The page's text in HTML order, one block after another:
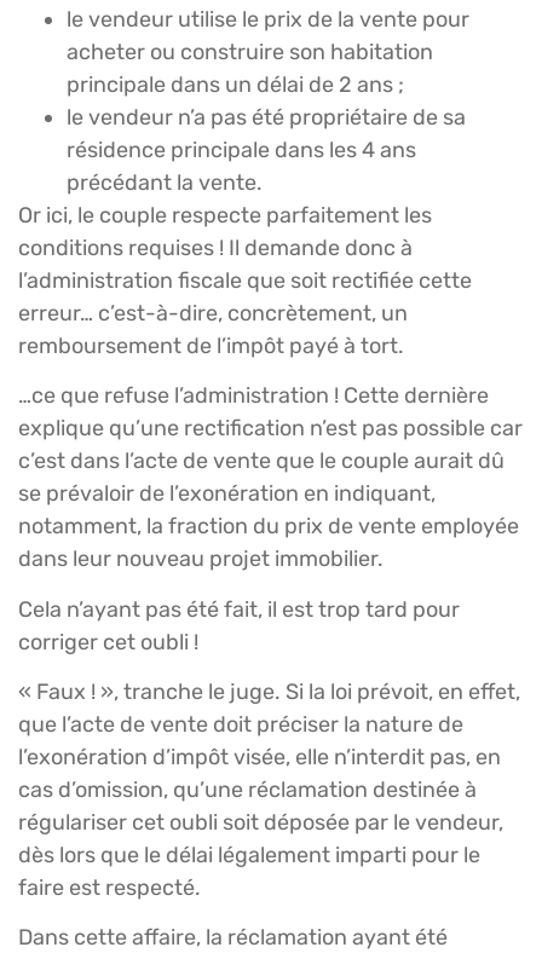
le vendeur utilise le prix de la vente pour
acheter ou construire son habitation
principale dans un délai de 2 ans ;
le vendeur n’a pas été propriétaire de sa
résidence principale dans les 4 ans
précédant la vente.
Or ici, le couple respecte parfaitement les
conditions requises ! Il demande donc à
l’administration fiscale que soit rectifiée cette
erreur… c’est-à-dire, concrètement, un
remboursement de l’impôt payé à tort.
…ce que refuse l’administration ! Cette dernière
explique qu’une rectification n’est pas possible car
c’est dans l’acte de vente que le couple aurait dû
se prévaloir de l’exonération en indiquant,
notamment, la fraction du prix de vente employée
dans leur nouveau projet immobilier.
Cela n’ayant pas été fait, il est trop tard pour
corriger cet oubli !
« Faux ! », tranche le juge. Si la loi prévoit, en effet,
que l’acte de vente doit préciser la nature de
l’exonération d’impôt visée, elle n’interdit pas, en
cas d’omission, qu’une réclamation destinée à
régulariser cet oubli soit déposée par le vendeur,
dès lors que le délai légalement imparti pour le
faire est respecté.
Dans cette affaire, la réclamation ayant été